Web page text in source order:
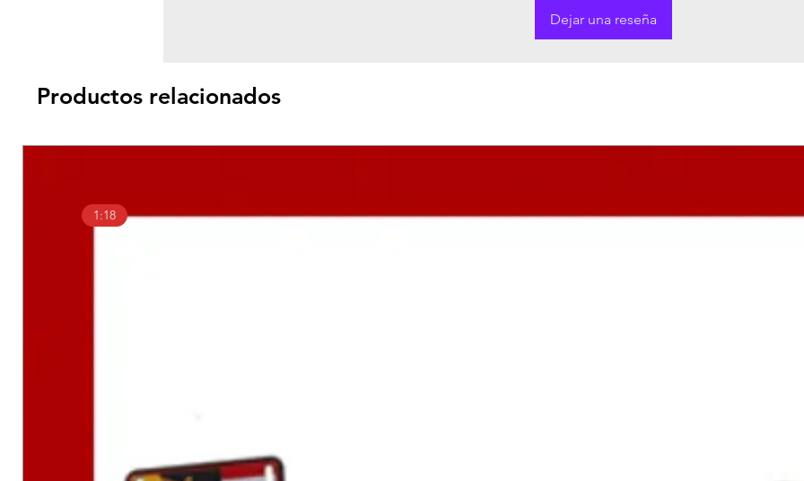
Dejar una reseña
Productos relacionados
1:18